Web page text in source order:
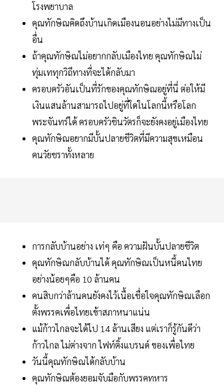
โรงพยาบาล
คุณทักษิณคิดถึงบ้านเกิดเมืองนอนอย่างไม่มีทางเป็น
อื่น
ถ้าคุณทักษิณไม่อยากกลับเมืองไทย คุณทักษิณไม่
ทุ่มเททุกวิถีทางที่จะได้กลับมา
ครอบครัวอันเป็นที่รักของคุณทักษิณอยู่ที่นี่ ต่อให้มี
เงินแสนล้านสามารถไปอยู่ที่ใดในโลกนี้หรือโลก
พระจันทร์ได้ ครอบครัวชินวัตรก็จะยังคงอยู่เมืองไทย
คุณทักษิณอยากมีบั้นปลายชีวิตที่มีความสุขเหมือน
คนวัยชราทั้งหลาย
การกลับบ้านอย่าง เท่ๆ คือ ความฝันบั้นปลายชีวิต
คุณทักษิณกลับบ้านได้ คุณทักษิณเป็นหนี้คนไทย
อย่างน้อยๆคือ 10 ล้านคน
คนสิบกว่าล้านคนยังคงไว้เนื้อเชื่อใจคุณทักษิณเลือก
ตั้งพรรคเพื่อไทยเข้าสภาหนาแน่น
แม้ก้าวไกลจะได้ไป 14 ล้านเสียง แต่เราก็รู้กันดีว่า
ก้าวไกล ไม่ต่างจาก ไฟท์ติ้งแบรนด์ ของเพื่อไทย
วันนี้คุณทักษิณได้กลับบ้าน
คุณทักษิณต้องยอมจับมือกับพรรคทหาร